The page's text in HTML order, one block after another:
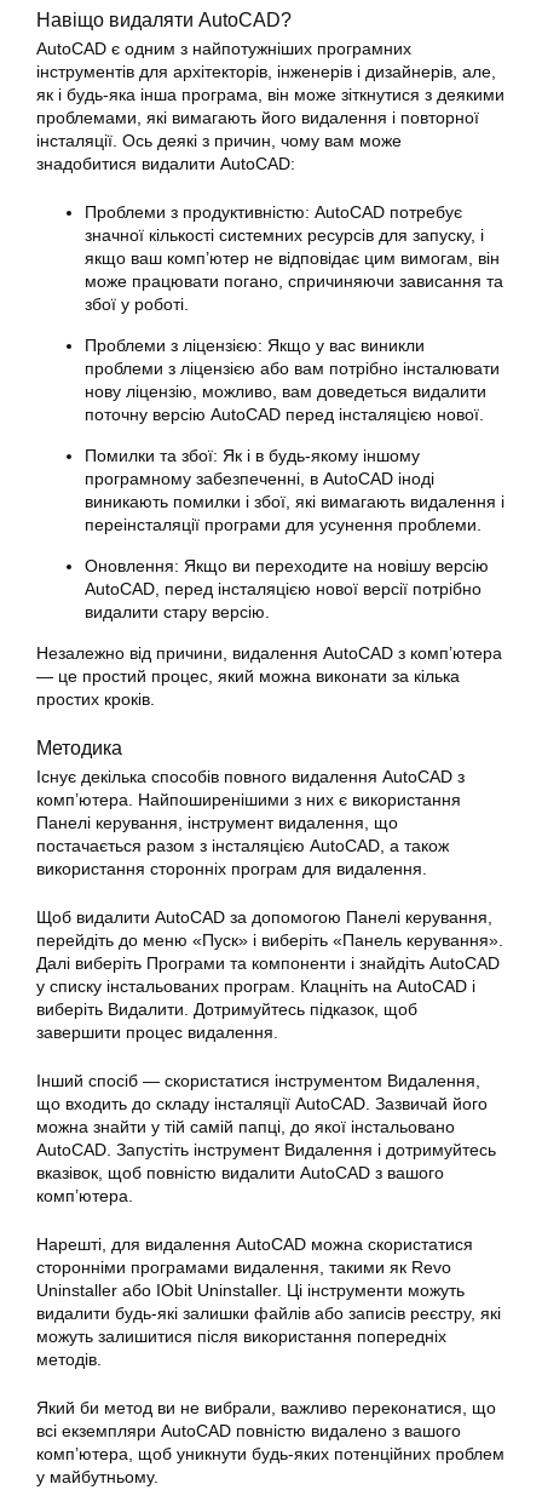
Навіщо видаляти AutoCAD?
AutoCAD є одним з найпотужніших програмних
інструментів для архітекторів, інженерів і дизайнерів, але,
як і будь-яка інша програма, він може зіткнутися з деякими
проблемами, які вимагають його видалення і повторної
інсталяції. Ось деякі з причин, чому вам може
знадобитися видалити AutoCAD:
Проблеми з продуктивністю: AutoCAD потребує
значної кількості системних ресурсів для запуску, і
якщо ваш комп’ютер не відповідає цим вимогам, він
може працювати погано, спричиняючи зависання та
збої у роботі.
Проблеми з ліцензією: Якщо у вас виникли
проблеми з ліцензією або вам потрібно інсталювати
нову ліцензію, можливо, вам доведеться видалити
поточну версію AutoCAD перед інсталяцією нової.
Помилки та збої: Як і в будь-якому іншому
програмному забезпеченні, в AutoCAD іноді
виникають помилки і збої, які вимагають видалення і
переінсталяції програми для усунення проблеми.
Оновлення: Якщо ви переходите на новішу версію
AutoCAD, перед інсталяцією нової версії потрібно
видалити стару версію.
Незалежно від причини, видалення AutoCAD з комп’ютера
— це простий процес, який можна виконати за кілька
простих кроків.
Методика
Існує декілька способів повного видалення AutoCAD з
комп’ютера. Найпоширенішими з них є використання
Панелі керування, інструмент видалення, що
постачається разом з інсталяцією AutoCAD, а також
використання сторонніх програм для видалення.
Щоб видалити AutoCAD за допомогою Панелі керування,
перейдіть до меню «Пуск» і виберіть «Панель керування».
Далі виберіть Програми та компоненти і знайдіть AutoCAD
у списку інстальованих програм. Клацніть на AutoCAD і
виберіть Видалити. Дотримуйтесь підказок, щоб
завершити процес видалення.
Інший спосіб — скористатися інструментом Видалення,
що входить до складу інсталяції AutoCAD. Зазвичай його
можна знайти у тій самій папці, до якої інстальовано
AutoCAD. Запустіть інструмент Видалення і дотримуйтесь
вказівок, щоб повністю видалити AutoCAD з вашого
комп’ютера.
Нарешті, для видалення AutoCAD можна скористатися
сторонніми програмами видалення, такими як Revo
Uninstaller або IObit Uninstaller. Ці інструменти можуть
видалити будь-які залишки файлів або записів реєстру, які
можуть залишитися після використання попередніх
методів.
Який би метод ви не вибрали, важливо переконатися, що
всі екземпляри AutoCAD повністю видалено з вашого
комп’ютера, щоб уникнути будь-яких потенційних проблем
у майбутньому.